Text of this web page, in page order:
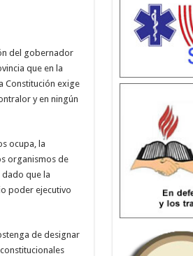
del gobernador
que en la
Constitución exige
y en ningún
ocupa, la
organismos de
que la
poder ejecutivo
de designar